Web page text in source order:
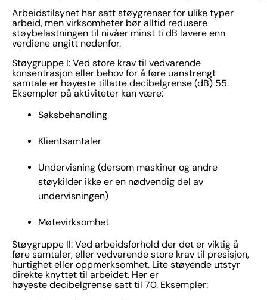
Arbeidstilsynet har satt støygrenser for ulike typer
arbeid, men virksomheter bør alltid redusere
støybelastningen til nivåer minst ti dB lavere enn
verdiene angitt nedenfor.
Støygruppe I: Ved store krav til vedvarende
konsentrasjon eller behov for å føre uanstrengt
samtale er høyeste tillatte decibelgrense (dB) 55.
Eksempler på aktiviteter kan være:
Saksbehandling
Klientsamtaler
Undervisning (dersom maskiner og andre
støykilder ikke er en nødvendig del av
undervisningen)
Møtevirksomhet
Støygruppe II: Ved arbeidsforhold der det er viktig å
føre samtaler, eller vedvarende store krav til presisjon,
hurtighet eller oppmerksomhet. Lite støyende utstyr
direkte knyttet til arbeidet. Her er
høyeste decibelgrense satt til 70. Eksempler: